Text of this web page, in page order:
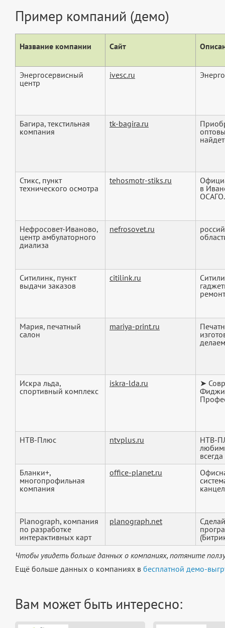
Пример компаний (демо)
Название компании Сайт
Энергосервисный
центр
ivesc.ru
Багира, текстильная
компания
tk-bagira.ru
Стикс, пункт
технического осмотра
tehosmotr-stiks.ru
в
ОСАГО.
Нефросовет-Иваново,
центр амбулаторного
диализа
nefrosovet.ru
Ситилинк, пункт
выдачи заказов
citilink.ru
Мария, печатный
салон
mariya-print.ru
Искра льда,
спортивный комплекс
iskra-lda.ru
➤
НТВ-Плюс ntvplus.ru
НТВ-
Бланки+,
многопрофильная
компания
office-planet.ru
Planograph, компания
по разработке
интерактивных карт
planograph.net
Чтобы увидеть больше данных о компаниях, потяните
Ещё больше данных о компаниях в бесплатной демо-
Вам может быть интересно: